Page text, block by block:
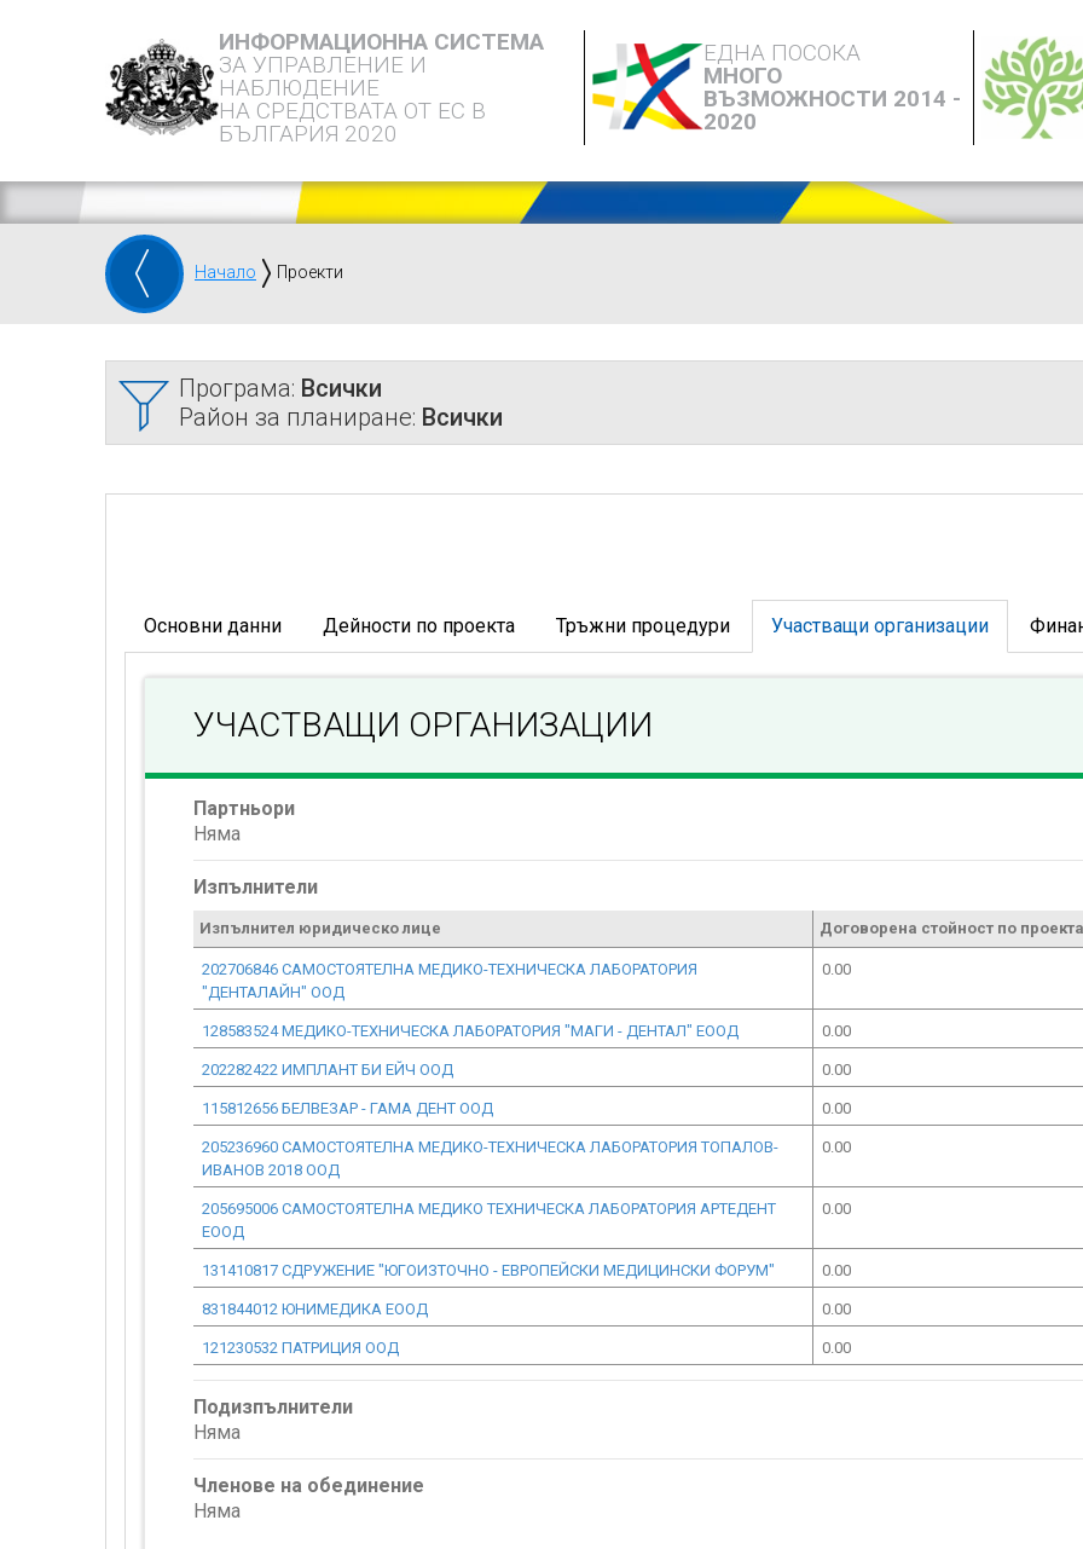
ИНФОРМАЦИОННА СИСТЕМА
ЗА УПРАВЛЕНИЕ И
НАБЛЮДЕНИЕ
НА СРЕДСТВАТА ОТ ЕС В
БЪЛГАРИЯ 2020
ЕДНА ПОСОКА
МНОГО
ВЪЗМОЖНОСТИ 2014 -
2020
Начало Проекти
Програма: Всички
Район за планиране: Всички
Основни данни Дейности по проекта Тръжни процедури Участващи организации
УЧАСТВАЩИ ОРГАНИЗАЦИИ
Партньори
Няма
Изпълнители
Изпълнител юридическо лице Договорена стойност по
202706846 САМОСТОЯТЕЛНА МЕДИКО-ТЕХНИЧЕСКА ЛАБОРАТОРИЯ
"ДЕНТАЛАЙН" ООД
0.00
128583524 МЕДИКО-ТЕХНИЧЕСКА ЛАБОРАТОРИЯ "МАГИ - ДЕНТАЛ" ЕООД 0.00
202282422 ИМПЛАНТ БИ ЕЙЧ ООД 0.00
115812656 БЕЛВЕЗАР - ГАМА ДЕНТ ООД 0.00
205236960 САМОСТОЯТЕЛНА МЕДИКО-ТЕХНИЧЕСКА ЛАБОРАТОРИЯ ТОПАЛОВ-
ИВАНОВ 2018 ООД
0.00
205695006 САМОСТОЯТЕЛНА МЕДИКО ТЕХНИЧЕСКА ЛАБОРАТОРИЯ АРТЕДЕНТ
ЕООД
0.00
131410817 СДРУЖЕНИЕ "ЮГОИЗТОЧНО - ЕВРОПЕЙСКИ МЕДИЦИНСКИ ФОРУМ" 0.00
831844012 ЮНИМЕДИКА ЕООД 0.00
121230532 ПАТРИЦИЯ ООД 0.00
Подизпълнители
Няма
Членове на обединение
Няма